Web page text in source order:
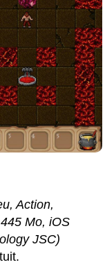
Action,
Mo, iOS
JSC)